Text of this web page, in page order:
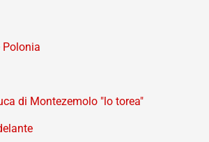
Polonia
di Montezemolo "lo torea"